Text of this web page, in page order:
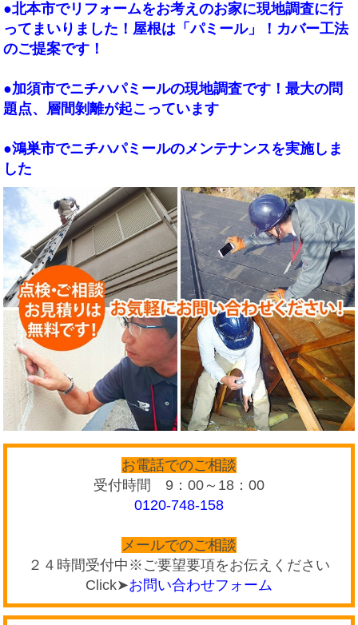
●北本市でリフォームをお考えのお家に現地調査に行
ってまいりました！屋根は「パミール」！カバー工法
のご提案です！
●加須市でニチハパミールの現地調査です！最大の問
題点、層間剝離が起こっています
●鴻巣市でニチハパミールのメンテナンスを実施しま
した
お電話でのご相談
受付時間 9：00～18：00
0120-748-158
メールでのご相談
２４時間受付中※ご要望要項をお伝えください
Click➤お問い合わせフォーム